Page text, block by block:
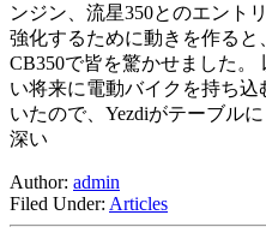
ンジン、流星350とのエント
強化するために動きを作ると
CB350で皆を驚かせました
い将来に電動バイクを持ち
いたので、Yezdiがテーブル
深い
Author: admin
Filed Under: Articles